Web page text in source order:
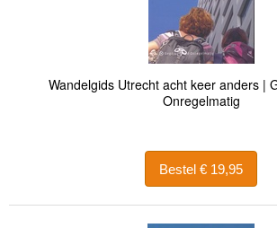
Wandelgids Utrecht acht keer anders |
Onregelmatig
Bestel € 19,95